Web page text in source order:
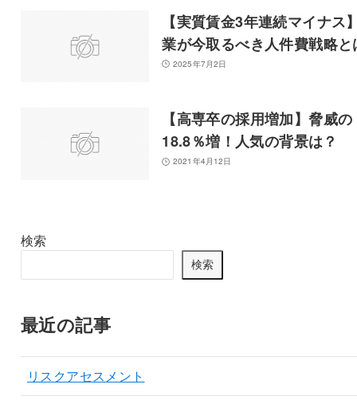
【実質賃金3年連続マイナス
業が今取るべき人件費戦略と
2025年7月2日
【高専卒の採用増加】脅威の
18.8％増！人気の背景は？
2021年4月12日
検索
検索
最近の記事
リスクアセスメント